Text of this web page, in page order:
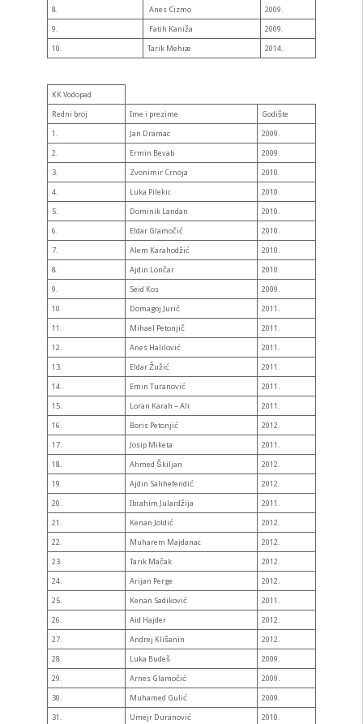
8. Anes Cizmo 2009.
9. Fatih Kaniža 2009.
10. Tarik Mehiæ 2014.
KK Vodopad
Redni broj Ime i prezime Godište
1. Jan Dramac 2009.
2. Ermin Bevab 2009.
3. Zvonimir Crnoja 2010.
4. Luka Pilekic 2010.
5. Dominik Landan 2010.
6. Eldar Glamočić 2010.
7. Alem Karahodžić 2010.
8. Ajdin Lončar 2010.
9. Seid Kos 2009.
10. Domagoj Jurić 2011.
11. Mihael Petonjič 2011.
12. Anes Halilović 2011.
13. Eldar Žužić 2011.
14. Emin Turanović 2011.
15. Loran Karah – Ali 2011.
16. Boris Petonjić 2012.
17. Josip Miketa 2011.
18. Ahmed Škiljan 2012.
19. Ajdin Salihefendić 2012.
20. Ibrahim Julardžija 2011.
21. Kenan Joldić 2012.
22. Muharem Majdanac 2012.
23. Tarik Mačak 2012.
24. Arijan Perge 2012.
25. Kenan Sadiković 2011.
26. Aid Hajder 2012.
27. Andrej Klišanin 2012.
28. Luka Budeš 2009.
29. Arnes Glamočić 2009.
30. Muhamed Gulić 2009.
31. Umejr Duranović 2010.